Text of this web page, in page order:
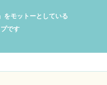
をモットーとしている
です